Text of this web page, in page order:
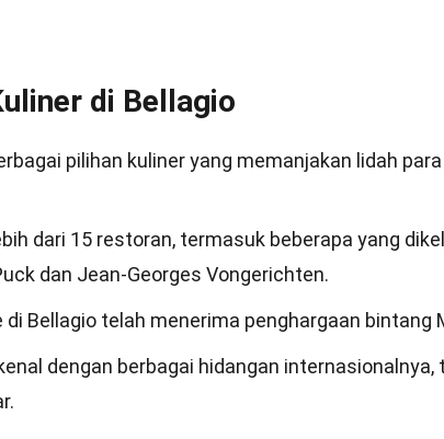
di Bellagio
pilihan kuliner yang memanjakan lidah
dari 15 restoran, termasuk beberapa yang
dan Jean-Georges Vongerichten.
di Bellagio telah menerima penghargaan bintang
dengan berbagai hidangan internasionalnya,